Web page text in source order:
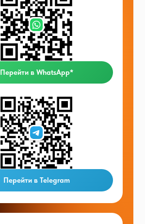
Перейти в WhatsApp*
Перейти в Telegram